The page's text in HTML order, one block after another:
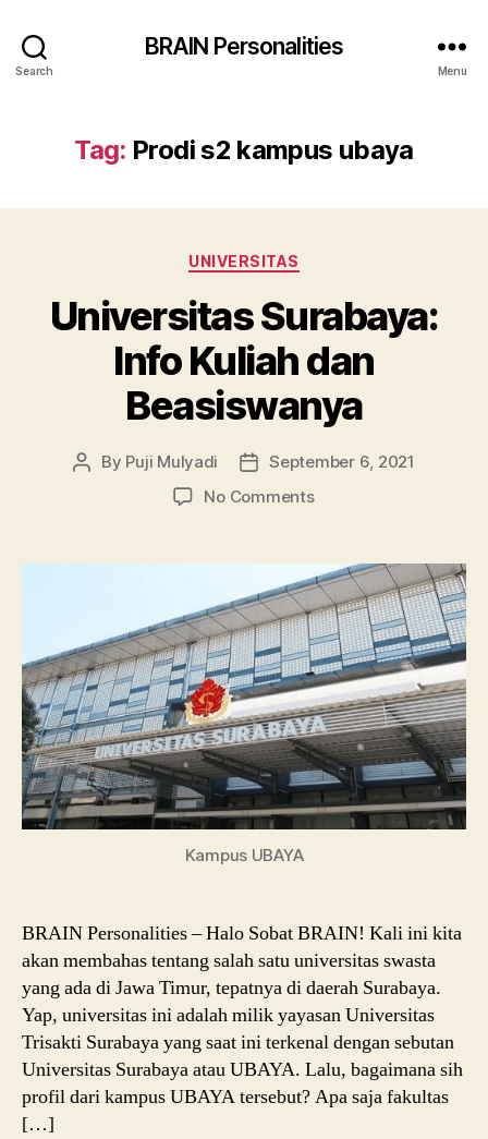
Search
BRAIN Personalities
Menu
Tag: Prodi s2 kampus ubaya
Categories
UNIVERSITAS
Universitas Surabaya:
Info Kuliah dan
Beasiswanya
Post
By Puji Mulyadi
PostSeptember 6, 2021
No Commentson
Info
Kuliah
dan
Beasiswanya
Kampus UBAYA
BRAIN Personalities – Halo Sobat BRAIN! Kali ini kita
akan membahas tentang salah satu universitas swasta
yang ada di Jawa Timur, tepatnya di daerah Surabaya.
Yap, universitas ini adalah milik yayasan Universitas
Trisakti Surabaya yang saat ini terkenal dengan sebutan
Universitas Surabaya atau UBAYA. Lalu, bagaimana sih
profil dari kampus UBAYA tersebut? Apa saja fakultas
[…]